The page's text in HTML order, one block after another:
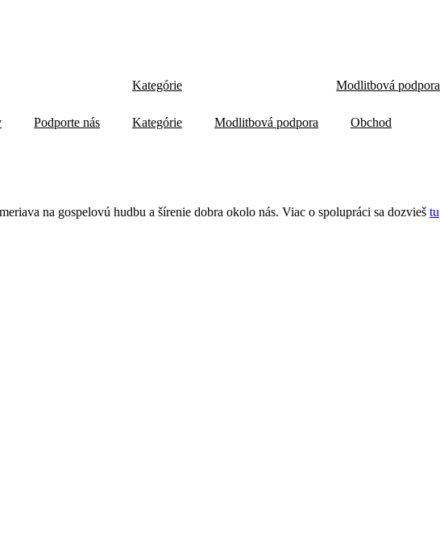
Kategórie Modlitbová podpora
Podporte nás Kategórie Modlitbová podpora
Obchod
na gospelovú hudbu a šírenie dobra okolo nás. Viac o spolupráci sa dozvieš tu